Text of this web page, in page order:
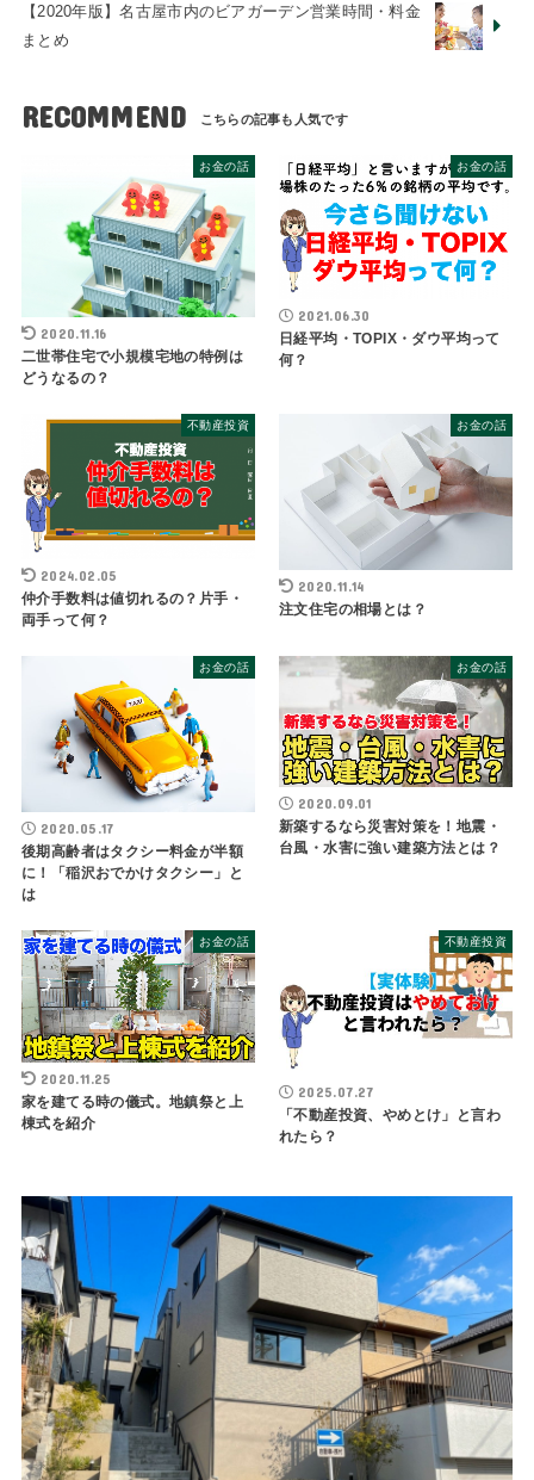
【2020年版】名古屋市内のビアガーデン営業時間・料金
まとめ
RECOMMEND
お金の話
2020.11.16
二世帯住宅で小規模宅地の特例は
どうなるの？
お金の話
2021.06.30
日経平均・TOPIX・ダウ平均って
何？
不動産投資
2024.02.05
仲介手数料は値切れるの？片手・
両手って何？
お金の話
2020.11.14
注文住宅の相場とは？
お金の話
2020.05.17
後期高齢者はタクシー料金が半額
に！「稲沢おでかけタクシー」と
は
お金の話
2020.09.01
新築するなら災害対策を！地震・
台風・水害に強い建築方法とは？
お金の話
2020.11.25
家を建てる時の儀式。地鎮祭と上
棟式を紹介
不動産投資
2025.07.27
「不動産投資、やめとけ」と言わ
れたら？